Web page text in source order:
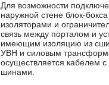
Для возможности
наружной стене блок-
изоляторами и
связь между порталом и
имеющим изоляцию из
УВН и силовым
осуществляется кабелем
шинами.